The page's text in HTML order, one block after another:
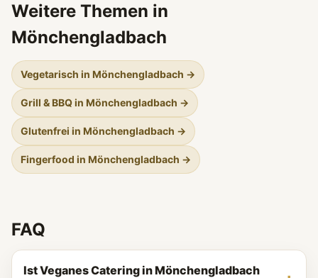
Weitere Themen in
Mönchengladbach
Vegetarisch in Mönchengladbach →
Grill & BBQ in Mönchengladbach →
Glutenfrei in Mönchengladbach →
Fingerfood in Mönchengladbach →
FAQ
Ist Veganes Catering in Mönchengladbach